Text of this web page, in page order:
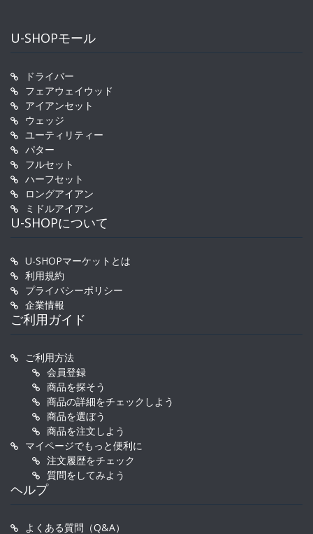
U-SHOPモール
ドライバー
フェアウェイウッド
アイアンセット
ウェッジ
ユーティリティー
パター
フルセット
ハーフセット
ロングアイアン
ミドルアイアン
U-SHOPについて
U-SHOPマーケットとは
利用規約
プライバシーポリシー
企業情報
ご利用ガイド
ご利用方法
会員登録
商品を探そう
商品の詳細をチェックしよう
商品を選ぼう
商品を注文しよう
マイページでもっと便利に
注文履歴をチェック
質問をしてみよう
ヘルプ
よくある質問（Q&A）